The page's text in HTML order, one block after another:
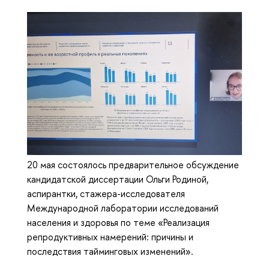
20 мая состоялось предварительное обсуждение
кандидатской диссертации Ольги Родиной,
аспирантки, стажера-исследователя
Международной лаборатории исследований
населения и здоровья по теме «Реализация
репродуктивных намерений: причины и
последствия тайминговых изменений».